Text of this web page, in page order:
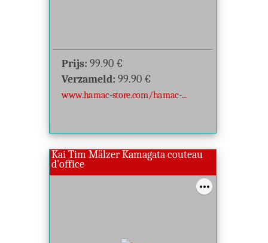
Prijs: 99.90 €
Verzameld: 99.90 €
www.hamac-store.com/hamac-...
Kai Tim Mälzer Kamagata couteau
d'office